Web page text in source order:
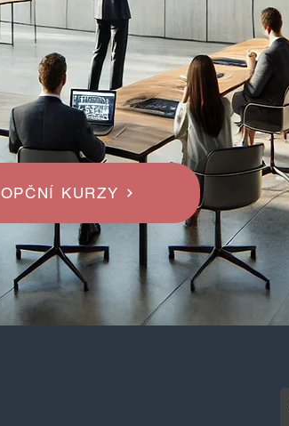
OPČNÍ KURZY